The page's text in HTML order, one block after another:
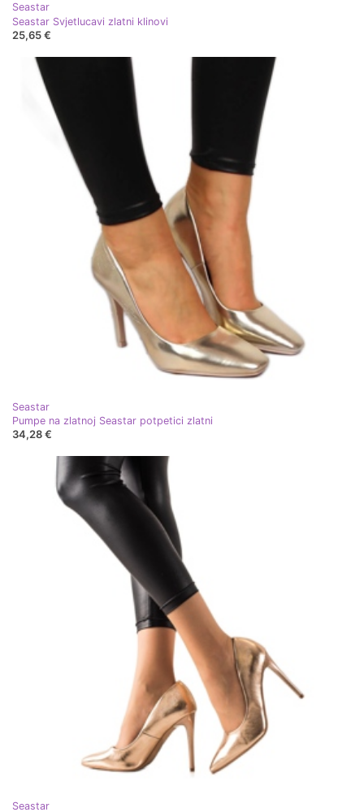
Seastar
Seastar Svjetlucavi zlatni klinovi
25,65 €
Seastar
Pumpe na zlatnoj Seastar potpetici zlatni
34,28 €
Seastar